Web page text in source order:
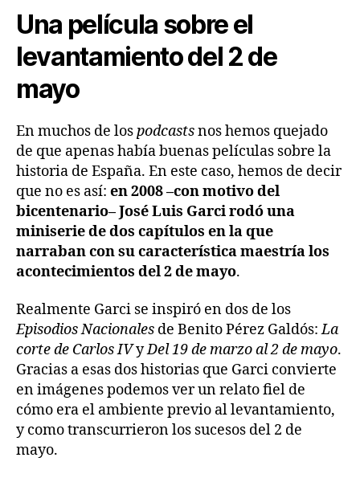
Una película sobre el
levantamiento del 2 de
mayo
En muchos de lospodcastsnos hemos quejado
de que apenas había buenas películas sobre la
historia de España. En este caso, hemos de decir
que no es así: en 2008 –con motivo del
bicentenario– José Luis Garci rodó una
miniserie de dos capítulos en la que
narraban con su característica maestría los
acontecimientos del 2 de mayo.
Realmente Garci se inspiró en dos de los
Episodios Nacionales de Benito Pérez Galdós:La
corte de Carlos IVyDel 19 de marzo al 2 de mayo.
Gracias a esas dos historias que Garci convierte
en imágenes podemos ver un relato fiel de
cómo era el ambiente previo al levantamiento,
y como transcurrieron los sucesos del 2 de
mayo.